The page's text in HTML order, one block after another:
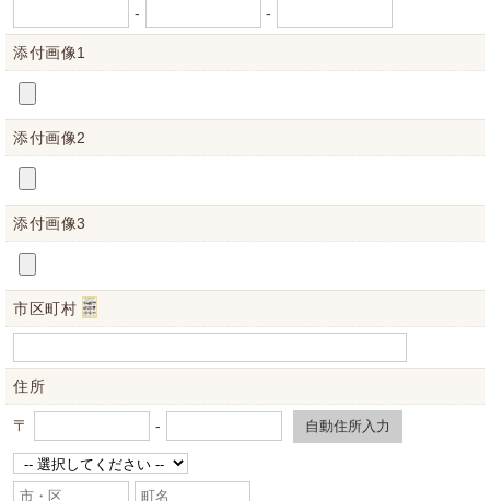
＜個人情報の開示･訂正・削除･利用停止の手続について＞
当社では、お客様の個人情報の開示･訂正･削除・利用停止の
手続を定めさせて頂いております。
ご本人である事を確認のうえ、対応させて頂きます。
個人情報の開示･訂正･削除・利用停止の具体的手続きにつき
ましては、お電話でお問合せ下さい。
- -
添付画像1
添付画像2
添付画像3
市区町村
住所
〒 -